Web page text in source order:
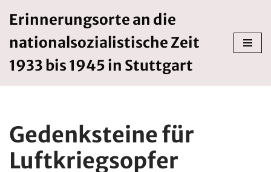
Inhalt
springen
Erinnerungsorte an die
nationalsozialistische Zeit
1933 bis 1945 in Stuttgart
Gedenksteine für
Luftkriegsopfer